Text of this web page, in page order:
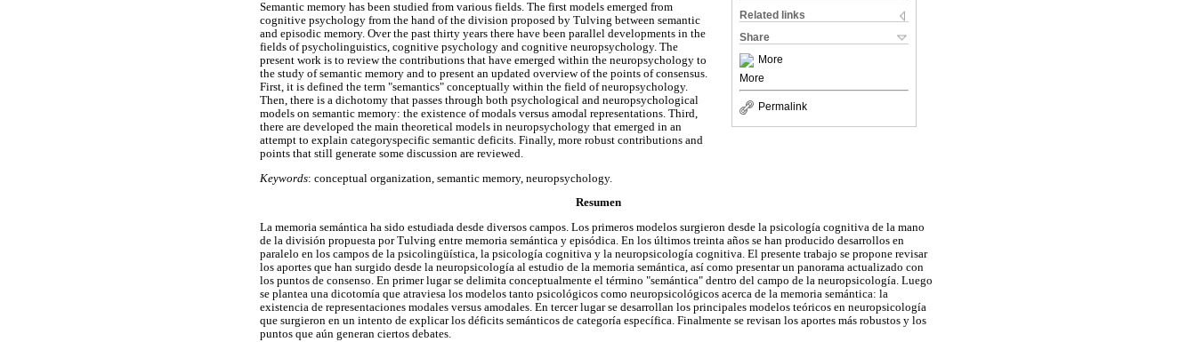
Related links
Share
More
More
Permalink
Semantic memory has been studied from various fields. The first models emerged from
cognitive psychology from the hand of the division proposed by Tulving between semantic
and episodic memory. Over the past thirty years there have been parallel developments in the
fields of psycholinguistics, cognitive psychology and cognitive neuropsychology. The
present work is to review the contributions that have emerged within the neuropsychology to
the study of semantic memory and to present an updated overview of the points of consensus.
First, it is defined the term "semantics" conceptually within the field of neuropsychology.
Then, there is a dichotomy that passes through both psychological and neuropsychological
models on semantic memory: the existence of modals versus amodal representations. Third,
there are developed the main theoretical models in neuropsychology that emerged in an
attempt to explain categoryspecific semantic deficits. Finally, more robust contributions and
points that still generate some discussion are reviewed.
Keywords: conceptual organization, semantic memory, neuropsychology.
Resumen
La memoria semántica ha sido estudiada desde diversos campos. Los primeros modelos surgieron desde la psicología cognitiva de la mano
de la división propuesta por Tulving entre memoria semántica y episódica. En los últimos treinta años se han producido desarrollos en
paralelo en los campos de la psicolingüística, la psicología cognitiva y la neuropsicología cognitiva. El presente trabajo se propone revisar
los aportes que han surgido desde la neuropsicología al estudio de la memoria semántica, así como presentar un panorama actualizado con
los puntos de consenso. En primer lugar se delimita conceptualmente el término "semántica" dentro del campo de la neuropsicología. Luego
se plantea una dicotomía que atraviesa los modelos tanto psicológicos como neuropsicológicos acerca de la memoria semántica: la
existencia de representaciones modales versus amodales. En tercer lugar se desarrollan los principales modelos teóricos en neuropsicología
que surgieron en un intento de explicar los déficits semánticos de categoría específica. Finalmente se revisan los aportes más robustos y los
puntos que aún generan ciertos debates.